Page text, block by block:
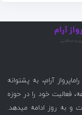
آرام، به پشتوانه
فعالیت خود را در حوزه
و به روز ادامه میدهد.